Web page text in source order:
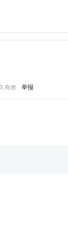
有效 举报